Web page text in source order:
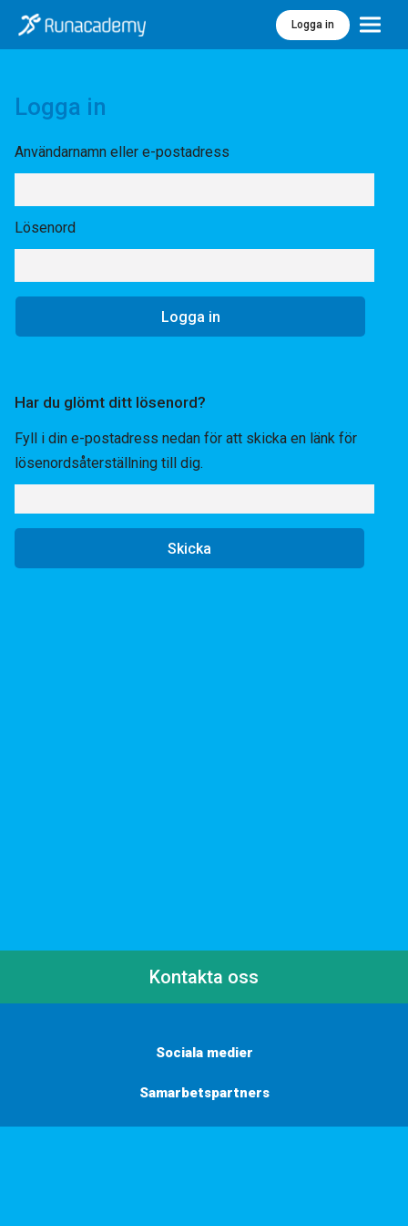
Logga in Meny
Logga in
Användarnamn eller e-postadress
Lösenord
Har du glömt ditt lösenord?
Fyll i din e-postadress nedan för att skicka en länk för
lösenordsåterställning till dig.
Kontakta oss
Sociala medier
Samarbetspartners